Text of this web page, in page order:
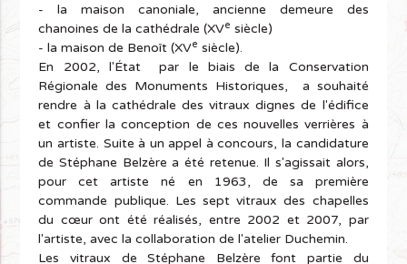
- la maison canoniale, ancienne demeure des
chanoines de la cathédrale (XVe siècle)
- la maison de Benoît (XVe siècle).
En 2002, l'État par le biais de la Conservation
Régionale des Monuments Historiques, a souhaité
rendre à la cathédrale des vitraux dignes de l'édifice
et confier la conception de ces nouvelles verrières à
un artiste. Suite à un appel à concours, la candidature
de Stéphane Belzère a été retenue. Il s'agissait alors,
pour cet artiste né en 1963, de sa première
commande publique. Les sept vitraux des chapelles
du cœur ont été réalisés, entre 2002 et 2007, par
l'artiste, avec la collaboration de l'atelier Duchemin.
Les vitraux de Stéphane Belzère font partie du